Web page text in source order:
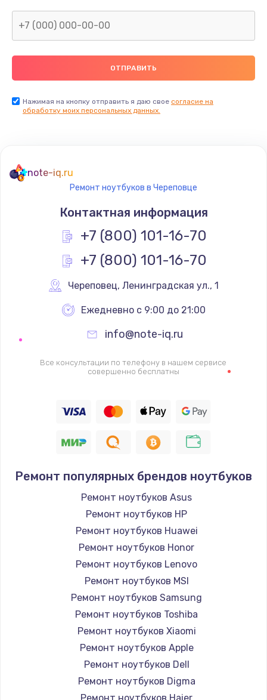
Нажимая на кнопку отправить я даю свое согласие на
обработку моих персональных данных.
note-iq.ru
Ремонт ноутбуков в Череповце
Контактная информация
+7 (800) 101-16-70
+7 (800) 101-16-70
Череповец, Ленинградская ул., 1
Ежедневно с 9:00 до 21:00
info@note-iq.ru
Все консультации по телефону в нашем сервисе
совершенно бесплатны
Ремонт популярных брендов ноутбуков
Ремонт ноутбуков Asus
Ремонт ноутбуков HP
Ремонт ноутбуков Huawei
Ремонт ноутбуков Honor
Ремонт ноутбуков Lenovo
Ремонт ноутбуков MSI
Ремонт ноутбуков Samsung
Ремонт ноутбуков Toshiba
Ремонт ноутбуков Xiaomi
Ремонт ноутбуков Apple
Ремонт ноутбуков Dell
Ремонт ноутбуков Digma
Ремонт ноутбуков Haier